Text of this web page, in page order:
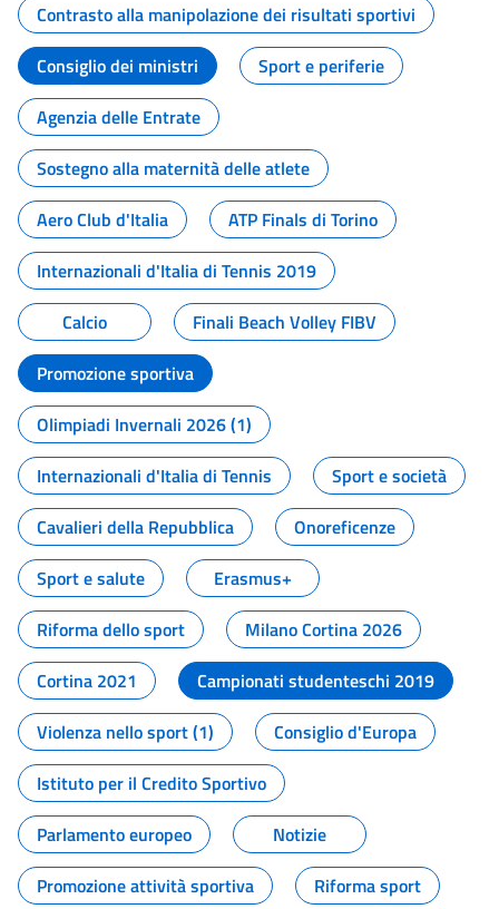
Contrasto alla manipolazione dei risultati sportivi
Consiglio dei ministri
Sport e periferie
Agenzia delle Entrate
Sostegno alla maternità delle atlete
Aero Club d'Italia
ATP Finals di Torino
Internazionali d'Italia di Tennis 2019
Calcio
Finali Beach Volley FIBV
Promozione sportiva
Olimpiadi Invernali 2026 (1)
Internazionali d'Italia di Tennis
Sport e società
Cavalieri della Repubblica
Onoreficenze
Sport e salute
Erasmus+
Riforma dello sport
Milano Cortina 2026
Cortina 2021
Campionati studenteschi 2019
Violenza nello sport (1)
Consiglio d'Europa
Istituto per il Credito Sportivo
Parlamento europeo
Notizie
Promozione attività sportiva
Riforma sport